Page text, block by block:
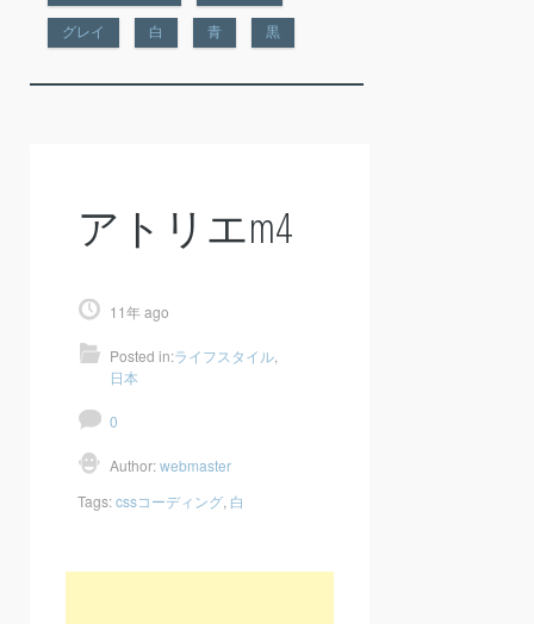
グレイ 白 青 黒
アトリエm4
11年 ago
Posted in:ライフスタイル
日本
0
Author:webmaster
Tags:cssコーディング 白